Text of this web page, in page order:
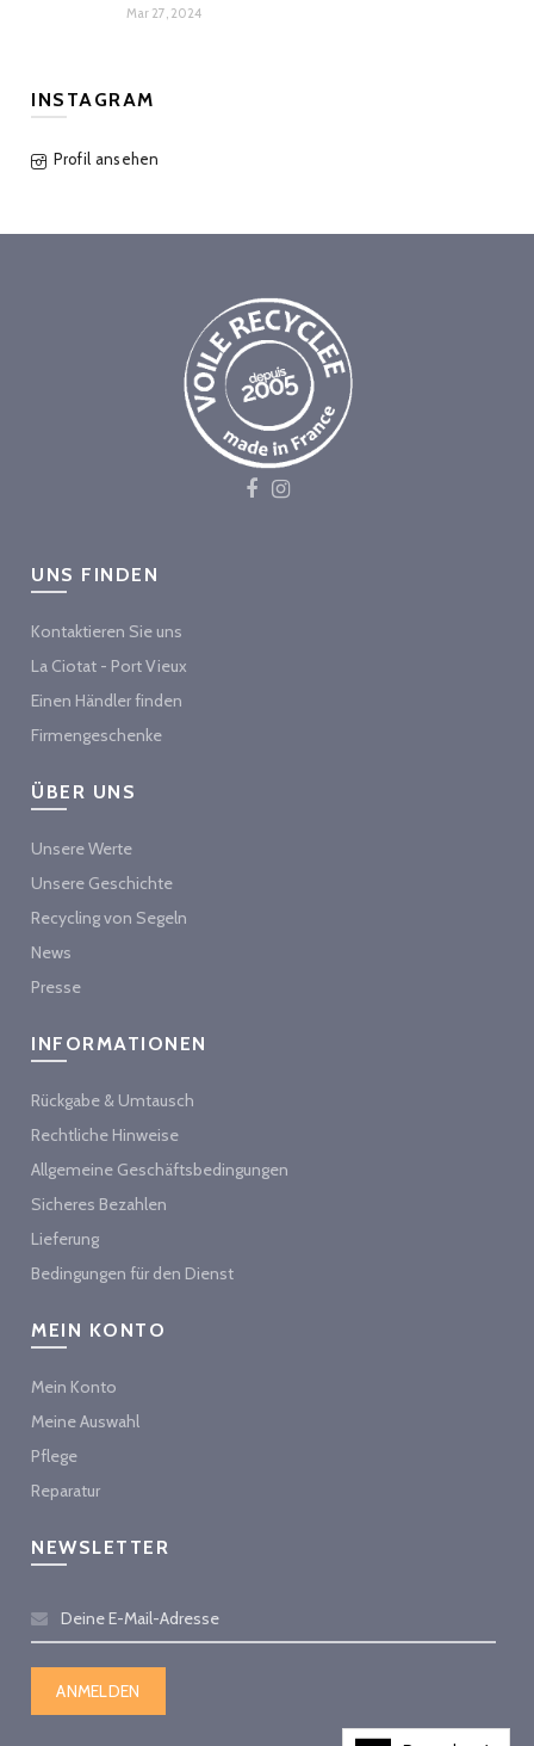
Mar 27, 2024
INSTAGRAM
Profil ansehen
UNS FINDEN
Kontaktieren Sie uns
La Ciotat - Port Vieux
Einen Händler finden
Firmengeschenke
ÜBER UNS
Unsere Werte
Unsere Geschichte
Recycling von Segeln
News
Presse
INFORMATIONEN
Rückgabe & Umtausch
Rechtliche Hinweise
Allgemeine Geschäftsbedingungen
Sicheres Bezahlen
Lieferung
Bedingungen für den Dienst
MEIN KONTO
Mein Konto
Meine Auswahl
Pflege
Reparatur
NEWSLETTER